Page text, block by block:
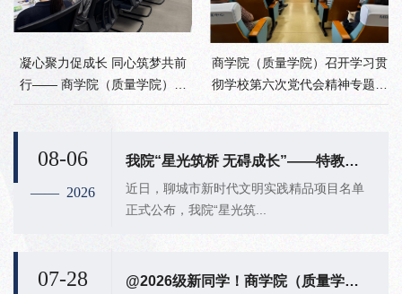
凝心聚力促成长 同心筑梦共前
行—— 商学院（质量学院）召
开青年教师座谈会
商学院（质量学院）召开学习贯
彻学校第六次党代会精神专题会
议
08-06
—— 2026
我院“星光筑桥 无碍成长”——特教学子成长赋能服务项目成功入选聊城市新时代文明实践精品项目
近日，聊城市新时代文明实践精品项目名单
正式公布，我院“星光筑...
07-28 @2026级新同学！商学院（质量学院）官方迎新群开放啦！